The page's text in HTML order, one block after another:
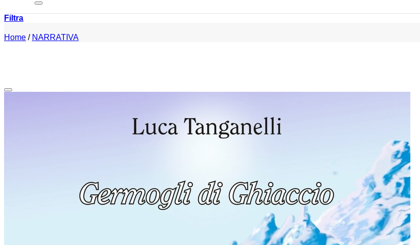
Filtra
Home / NARRATIVA